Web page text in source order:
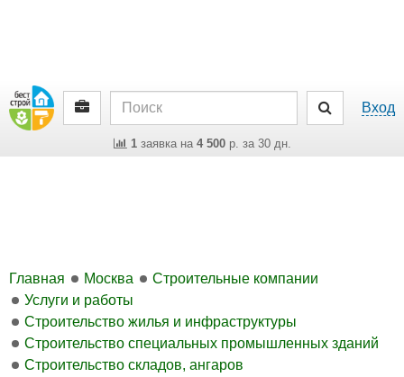
Вход
1заявка на 4 500р. за 30 дн.
Главная Москва
Строительные компании
Услуги и работы
Строительство жилья и инфраструктуры
Строительство специальных промышленных зданий
Строительство складов, ангаров